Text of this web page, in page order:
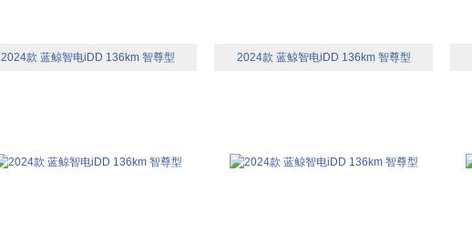
2024款 蓝鲸智电iDD 136km 智尊型 2024款 蓝鲸智电iDD 136km 智尊型